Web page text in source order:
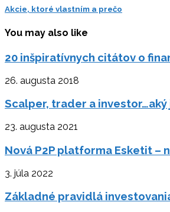
Akcie, ktoré vlastním a prečo
You may also like
20 inšpiratívnych citátov o
26. augusta 2018
Scalper, trader a investor…aký
23. augusta 2021
Nová P2P platforma Esketit –
3. júla 2022
Základné pravidlá